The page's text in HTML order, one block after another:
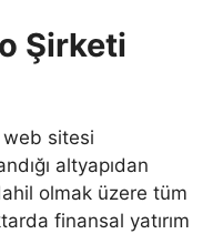
Şirketi
web sitesi
altyapıdan
olmak üzere tüm
finansal yatırım